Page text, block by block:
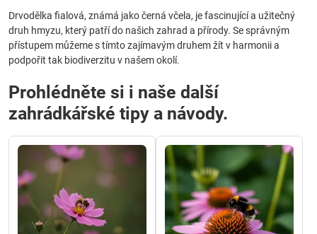
Drvodělka fialová, známá jako černá včela, je fascinující a užitečný
druh hmyzu, který patří do našich zahrad a přírody. Se správným
přístupem můžeme s tímto zajímavým druhem žít v harmonii a
podpořit tak biodiverzitu v našem okolí.
Prohlédněte si i naše další
zahrádkářské tipy a návody.